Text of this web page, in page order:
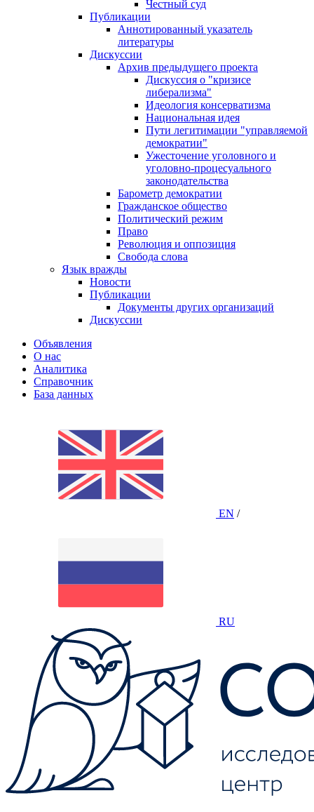
Честный суд
Публикации
Аннотированный указатель
литературы
Дискуссии
Архив предыдущего проекта
Дискуссия о "кризисе
либерализма"
Идеология консерватизма
Национальная идея
Пути легитимации "управляемой
демократии"
Ужесточение уголовного и
уголовно-процесуального
законодательства
Барометр демократии
Гражданское общество
Политический режим
Право
Революция и оппозиция
Свобода слова
Язык вражды
Новости
Публикации
Документы других организаций
Дискуссии
Объявления
О нас
Аналитика
Справочник
База данных
EN /
RU